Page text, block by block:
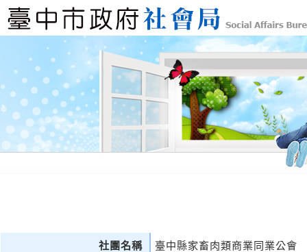
社團名稱 臺中縣家畜肉類商業同業公會